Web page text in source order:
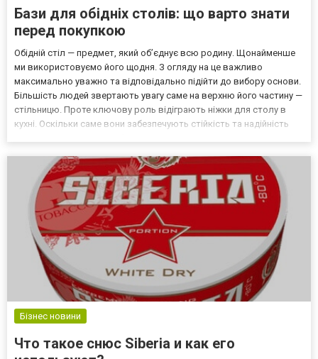
Бази для обідніх столів: що варто знати
перед покупкою
Обідній стіл — предмет, який об’єднує всю родину. Щонайменше
ми використовуємо його щодня. З огляду на це важливо
максимально уважно та відповідально підійти до вибору основи.
Більшість людей звертають увагу саме на верхню його частину —
стільницю. Проте ключову роль відіграють ніжки для столу в
кухні. Оскільки саме вони забезпечують стійкість та надійність
Бізнес новини
Что такое снюс Siberia и как его